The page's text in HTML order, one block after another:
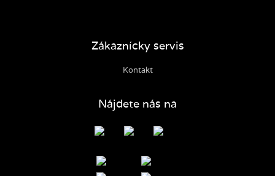
Zákaznícky servis
Kontakt
Nájdete nás na